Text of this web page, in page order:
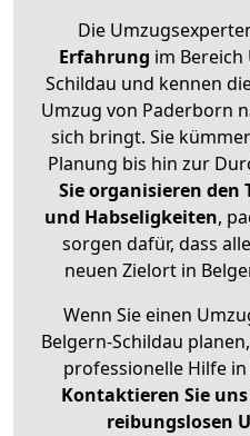
Die
Erfahrung im Bereich
Schildau und kennen
Umzug von Paderborn
sich bringt. Sie
Planung bis hin zur
Sie organisieren den
und Habseligkeiten,
sorgen dafür, dass
neuen Zielort in
Wenn Sie einen
Belgern-Schildau
professionelle Hilfe
Kontaktieren Sie
reibungslosen